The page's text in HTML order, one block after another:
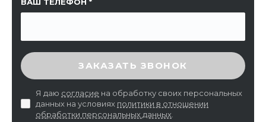
ВВЕДИТЕ ПРОВЕРОЧНЫЙ КОД
ЗАКАЗАТЬ ЗВОНОК
Я даю согласие на обработку своих персональных
данных на условиях политики в отношении
обработки персональных данных